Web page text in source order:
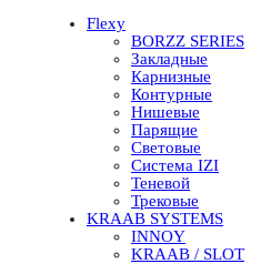
Flexy
BORZZ SERIES
Закладные
Карнизные
Контурные
Нишевые
Парящие
Световые
Система IZI
Теневой
Трековые
KRAAB SYSTEMS
INNOY
KRAAB / SLOT